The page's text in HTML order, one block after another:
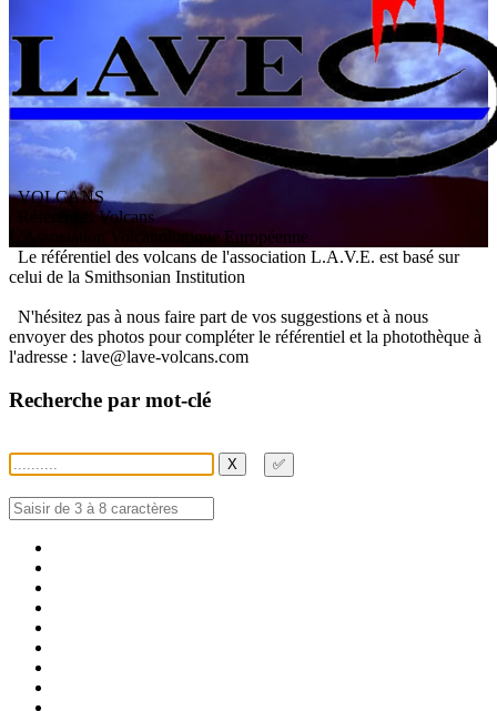
VOLCANS
/ Référentiel Volcans
ssociation V olcanologiqueEuropéenne
Le référentiel des volcans de l'association L.A.V.E. est basé sur
celui de la Smithsonian Institution
N'hésitez pas à nous faire part de vos suggestions et à nous
envoyer des photos pour compléter le référentiel et la photothèque à
l'adresse : lave@lave-volcans.com
Recherche par mot-clé
X ✅